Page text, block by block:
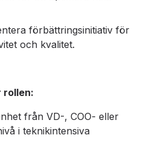
förbättringsinitiativ för
och kvalitet.
rollen:
från VD-, COO- eller
i teknikintensiva